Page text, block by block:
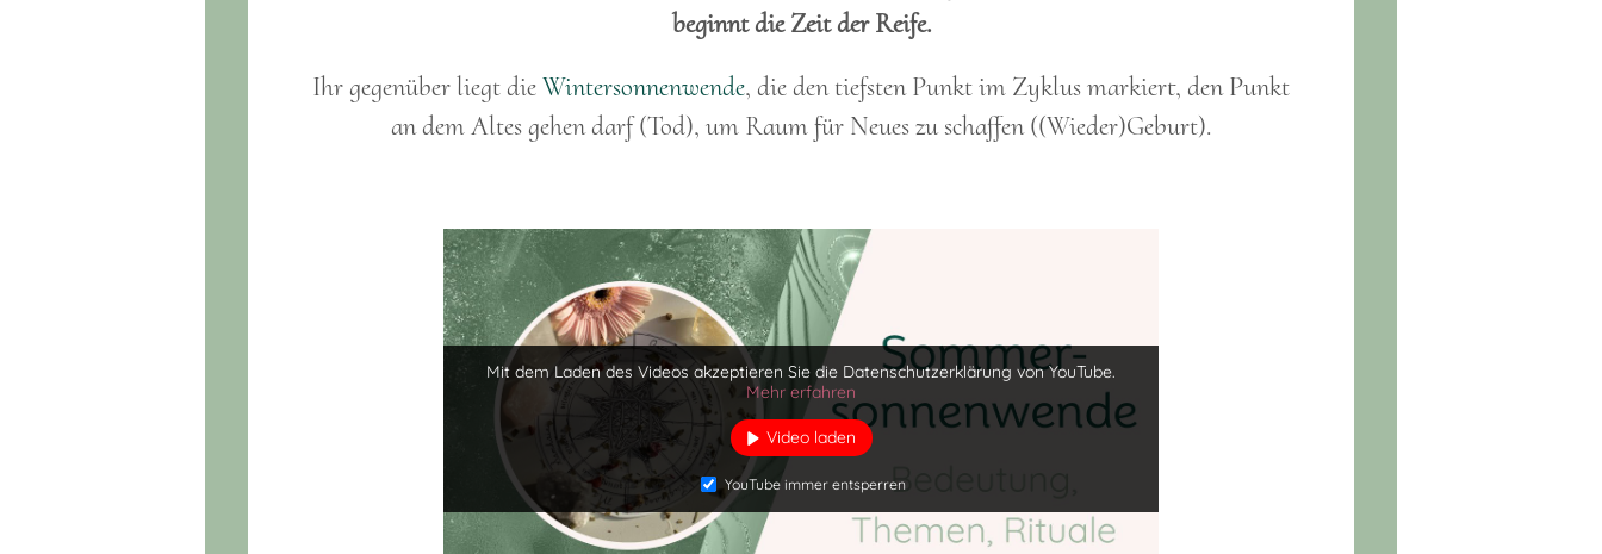
beginnt die Zeit der Reife.
Ihr gegenüber liegt dieWintersonnenwende, die den tiefsten Punkt im Zyklus markiert, den Punkt
an dem Altes gehen darf (Tod), um Raum für Neues zu schaffen ((Wieder)Geburt).
Mit dem Laden des Videos akzeptieren Sie die Datenschutzerklärung von YouTube.
Mehr erfahren
Video laden
YouTube immer entsperren